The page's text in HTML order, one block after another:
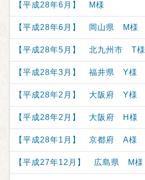
【平成28年6月】 M様
【平成28年6月】 岡山県 M様
【平成28年5月】 北九州市 T様
【平成28年3月】 福井県 Y様
【平成28年2月】 大阪府 Y様
【平成28年2月】 大阪府 H様
【平成28年1月】 京都府 A様
【平成27年12月】 広島県 M様